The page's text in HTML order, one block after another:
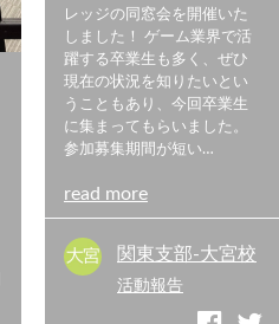
レッジの同窓会を開催いた
しました！ ゲーム業界で活
躍する卒業生も多く、ぜひ
現在の状況を知りたいとい
うこともあり、今回卒業生
に集まってもらいました。
参加募集期間が短い…
read more
関東支部-大宮校
活動報告